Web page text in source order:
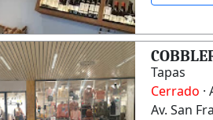
Tapas
Cerrado
Av. San